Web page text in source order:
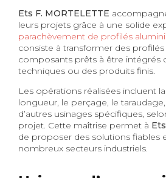
Ets F. MORTELETTE
leurs projets grâce à une solide
parachèvement de profilés
consiste à transformer des
composants prêts à être intégrés
techniques ou des produits finis.
Les opérations réalisées incluent
longueur, le perçage, le
d’autres usinages spécifiques,
projet. Cette maîtrise permet à
de proposer des solutions fiables
nombreux secteurs industriels.